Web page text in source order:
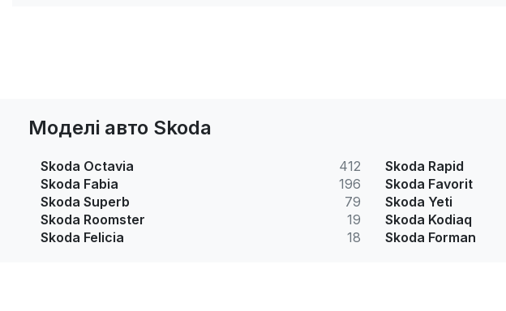
Моделі авто Skoda
Skoda Octavia
412
Skoda Fabia
196
Skoda Superb
79
Skoda Roomster
19
Skoda Felicia
18
Skoda Rapid
Skoda Favorit
Skoda Yeti
Skoda Kodiaq
Skoda Forman